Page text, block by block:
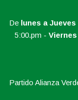
De lunes a Jueves
5:00.pm - Viernes
Partido Alianza